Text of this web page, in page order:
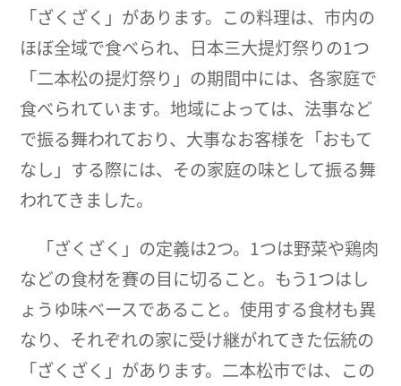
「ざくざく」があります。この料理は、市内の
ほぼ全域で食べられ、日本三大提灯祭りの1つ
「二本松の提灯祭り」の期間中には、各家庭で
食べられています。地域によっては、法事など
で振る舞われており、大事なお客様を「おもて
なし」する際には、その家庭の味として振る舞
われてきました。
「ざくざく」の定義は2つ。1つは野菜や鶏肉
などの食材を賽の目に切ること。もう1つはし
ょうゆ味ベースであること。使用する食材も異
なり、それぞれの家に受け継がれてきた伝統の
「ざくざく」があります。二本松市では、この